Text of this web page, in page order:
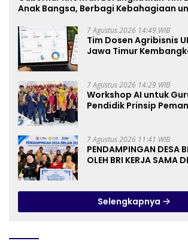
Anak Bangsa, Berbagi Kebahagiaan
7 Agustus 2026 14:49 WIB
Tim Dosen Agribisnis
Jawa Timur
7 Agustus 2026 14:29 WIB
Workshop AI untuk
Pendidik Prinsip
7 Agustus 2026 11:41 WIB
PENDAMPINGAN DESA
OLEH BRI KERJA SAMA
Selengkapnya